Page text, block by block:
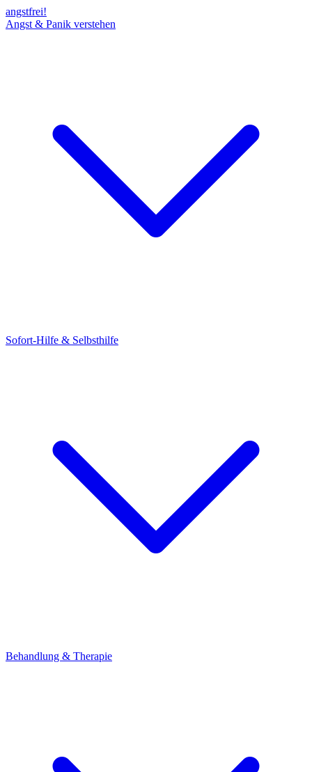
angstfrei!
Angst & Panik verstehen
Sofort-Hilfe & Selbsthilfe
Behandlung & Therapie